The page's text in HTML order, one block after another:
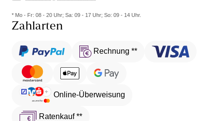
* Mo - Fr: 08 - 20 Uhr; Sa: 09 - 17 Uhr; So: 09 - 14 Uhr.
Zahlarten
Rechnung **
Online-Überweisung
Ratenkauf **